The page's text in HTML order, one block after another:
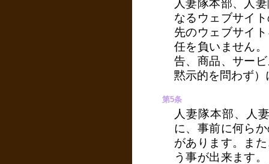
人妻隊本部、人
なるウェブサイ
先のウェブサイ
任を負いません
告、商品、サー
黙示的を問わず
第5条
人妻隊本部、人
に、事前に何ら
があります。ま
う事が出来ます